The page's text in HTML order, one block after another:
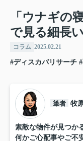
「ウナギの
で見る細長
コラム 2025.02.21
#ディスカバリサーチ
筆者 牧
素敵な物件が見つか
何かご心配事やご不